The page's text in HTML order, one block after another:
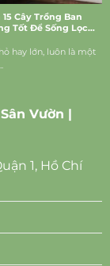
Cây Trồng Ban
Tốt Để Sống Lọc
Khí Vào Nhà
hay lớn, luôn là một
Vườn |
1, Hồ Chí